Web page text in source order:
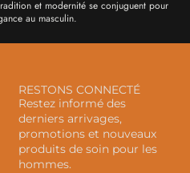
et modernité se conjuguent pour
au masculin.
RESTONS CONNECTÉ
Restez informé des
derniers arrivages,
promotions et nouveaux
produits de soin pour les
hommes.